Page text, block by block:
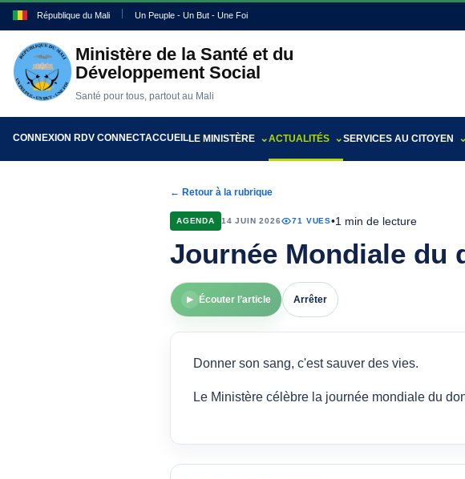
République du Mali Un Peuple - Un But - Une Foi
Ministère de la Santé et du
Développement Social
Santé pour tous, partout au Mali
CONNEXION RDV CONNECTACCUEILLE MINISTÈRE ACTUALITÉS SERVICES AU CITOYEN
← Retour à la rubrique
AGENDA 14 JUIN 2026 71 VUES•1 min de lecture
Journée Mondiale du
▶ Écouter l’article Arrêter
Donner son sang, c'est sauver des vies.
Le Ministère célèbre la journée mondiale du